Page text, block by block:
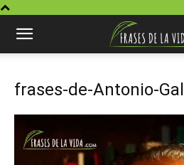
frases-de-Antonio-